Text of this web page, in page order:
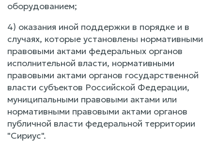
оборудованием;
4) оказания иной поддержки в порядке и в
случаях, которые установлены нормативными
правовыми актами федеральных органов
исполнительной власти, нормативными
правовыми актами органов государственной
власти субъектов Российской Федерации,
муниципальными правовыми актами или
нормативными правовыми актами органов
публичной власти федеральной территории
"Сириус".